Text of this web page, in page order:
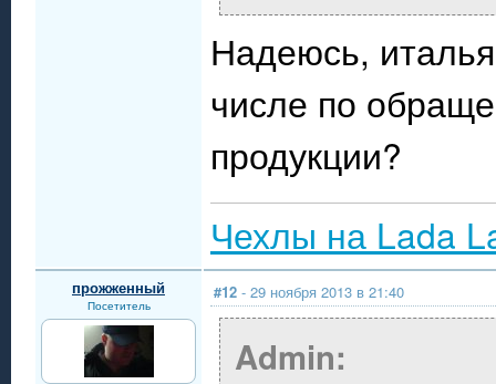
Надеюсь,
числе по
продукции?
Чехлы на Lada
прожженный
Посетитель
#12 - 29 ноября 2013 в 21:40
Admin: